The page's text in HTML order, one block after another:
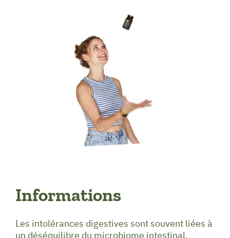
Informations
Les intolérances digestives sont souvent liées à
un déséquilibre du microbiome intestinal,